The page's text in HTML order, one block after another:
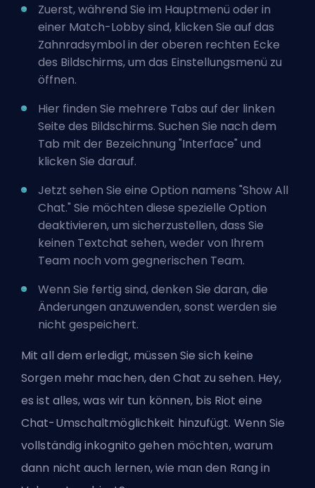
Zuerst, während Sie im Hauptmenü oder in
einer Match-Lobby sind, klicken Sie auf das
Zahnradsymbol in der oberen rechten Ecke
des Bildschirms, um das Einstellungsmenü zu
öffnen.
Hier finden Sie mehrere Tabs auf der linken
Seite des Bildschirms. Suchen Sie nach dem
Tab mit der Bezeichnung "Interface" und
klicken Sie darauf.
Jetzt sehen Sie eine Option namens "Show All
Chat." Sie möchten diese spezielle Option
deaktivieren, um sicherzustellen, dass Sie
keinen Textchat sehen, weder von Ihrem
Team noch vom gegnerischen Team.
Wenn Sie fertig sind, denken Sie daran, die
Änderungen anzuwenden, sonst werden sie
nicht gespeichert.
Mit all dem erledigt, müssen Sie sich keine
Sorgen mehr machen, den Chat zu sehen. Hey,
es ist alles, was wir tun können, bis Riot eine
Chat-Umschaltmöglichkeit hinzufügt. Wenn Sie
vollständig inkognito gehen möchten, warum
dann nicht auch lernen,wie man den Rang in